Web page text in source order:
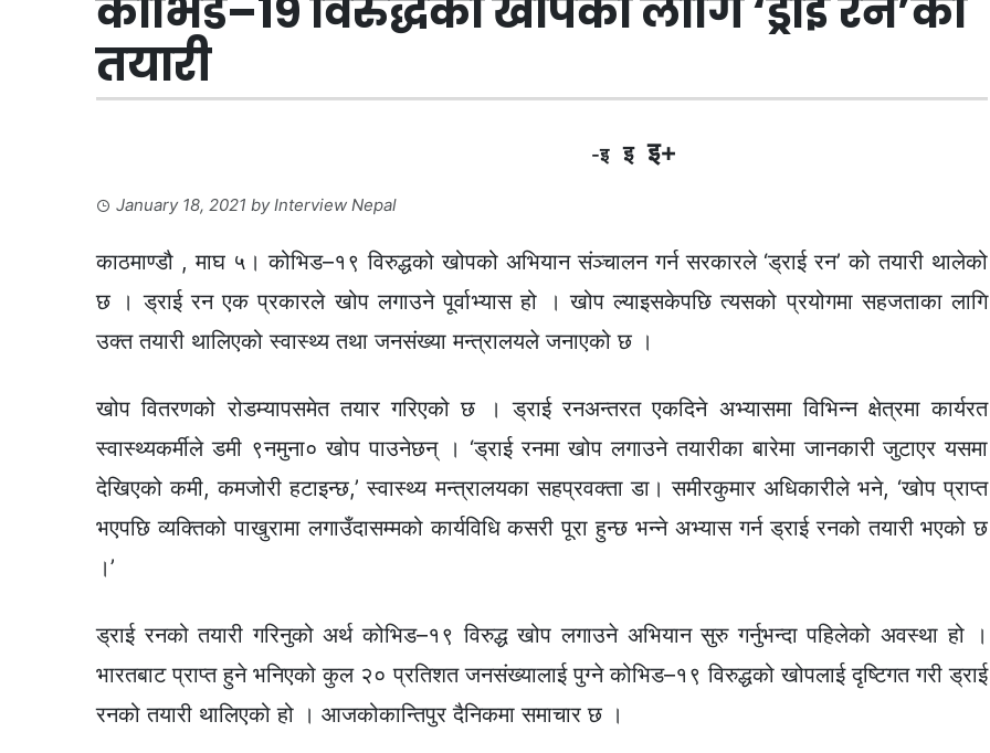
तयारी
-इ इ इ+
January 18, 2021 byInterview Nepal
काठमाण्डौ , माघ ५। कोभिड–१९ विरुद्धको खोपको अभियान संञ्चालन गर्न सरकारले ‘ड्राई रन’ को तयारी थालेको
छ । ड्राई रन एक प्रकारले खोप लगाउने पूर्वाभ्यास हो । खोप ल्याइसकेपछि त्यसको प्रयोगमा सहजताका लागि
उक्त तयारी थालिएको स्वास्थ्य तथा जनसंख्या मन्त्रालयले जनाएको छ ।
खोप वितरणको रोडम्यापसमेत तयार गरिएको छ । ड्राई रनअन्तरत एकदिने अभ्यासमा विभिन्न क्षेत्रमा कार्यरत
स्वास्थ्यकर्मीले डमी ९नमुना० खोप पाउनेछन् । ‘ड्राई रनमा खोप लगाउने तयारीका बारेमा जानकारी जुटाएर यसमा
देखिएको कमी, कमजोरी हटाइन्छ,’ स्वास्थ्य मन्त्रालयका सहप्रवक्ता डा। समीरकुमार अधिकारीले भने, ‘खोप प्राप्त
भएपछि व्यक्तिको पाखुरामा लगाउँदासम्मको कार्यविधि कसरी पूरा हुन्छ भन्ने अभ्यास गर्न ड्राई रनको तयारी भएको छ
।’
ड्राई रनको तयारी गरिनुको अर्थ कोभिड–१९ विरुद्ध खोप लगाउने अभियान सुरु गर्नुभन्दा पहिलेको अवस्था हो ।
भारतबाट प्राप्त हुने भनिएको कुल २० प्रतिशत जनसंख्यालाई पुग्ने कोभिड–१९ विरुद्धको खोपलाई दृष्टिगत गरी ड्राई
रनको तयारी थालिएको हो । आजकोकान्तिपुर दैनिकमा समाचार छ ।